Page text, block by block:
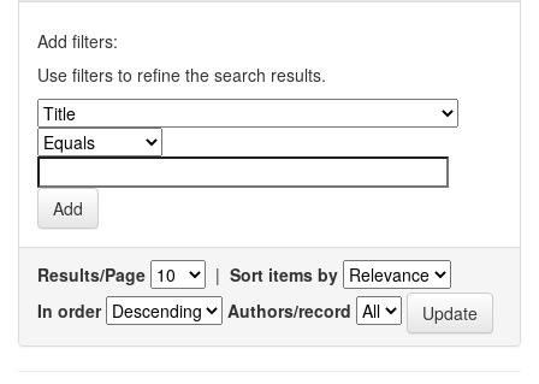
Add filters:
Use filters to refine the search results.
Results/Page | Sort items by
In order
Authors/record